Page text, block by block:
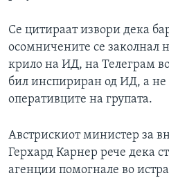
Се цитираат извори дека
осомничените се заколнал
крило на ИД, на Телеграм
бил инспириран од ИД, а
оперативците на групата.
Австрискиот министер за
Герхард Карнер рече дека
агенции помогнале во